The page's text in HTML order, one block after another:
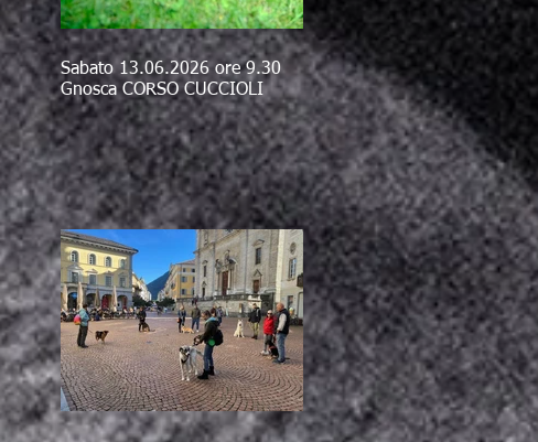
Sabato 13.06.2026 ore 9.30
Gnosca CORSO CUCCIOLI